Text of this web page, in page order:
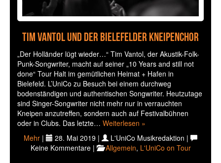
Tim Vantol und der Bielefelder Kneipenchor
„Der Holländer lügt wieder…“ Tim Vantol, der Akustik-Folk-
Punk-Songwriter, macht auf seiner „10 Years and still not
done“ Tour Halt im gemütlichen Heimat + Hafen in
Bielefeld. L’UniCo zu Besuch bei einem durchweg
bodenständigen und authentischen Songwriter. Heutzutage
sind Singer-Songwriter nicht mehr nur in verrauchten
Kneipen anzutreffen, sondern auch auf Festivalbühnen
oder in Clubs. Das letzte… Weiterlesen »
Mehr | 28. Mai 2019 |
L'UniCo Musikredaktion |
Keine Kommentare |
Allgemein, L'UniCo on Tour